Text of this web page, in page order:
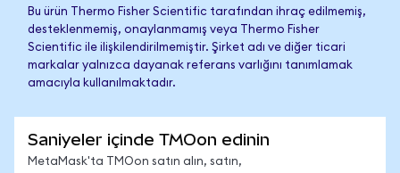
Bu ürün Thermo Fisher Scientific tarafından ihraç edilmemiş,
desteklenmemiş, onaylanmamış veya Thermo Fisher
Scientific ile ilişkilendirilmemiştir. Şirket adı ve diğer ticari
markalar yalnızca dayanak referans varlığını tanımlamak
amacıyla kullanılmaktadır.
Saniyeler içinde TMOon edinin
MetaMask'ta TMOon satın alın, satın,